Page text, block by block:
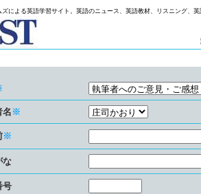
による英語学習サイト。英語のニュース、英語教材、リスニング、
名 ※
※
な
号